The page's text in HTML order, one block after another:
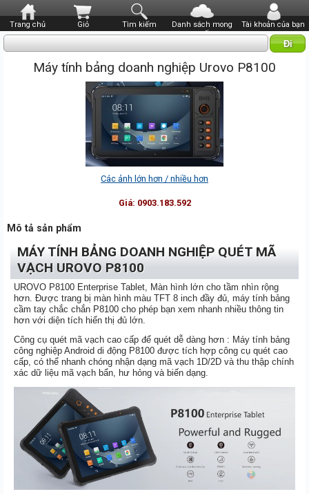
Trang chủ Giỏ Tìm kiếm
Danh sách mong
muốn
Tài khoản của bạn
Máy tính bảng doanh nghiệp Urovo P8100
Các ảnh lớn hơn / nhiều hơn
Giá: 0903.183.592
Mô tả sản phẩm
MÁY TÍNH BẢNG DOANH NGHIỆP QUÉT MÃ
VẠCH UROVO P8100
UROVO P8100 Enterprise Tablet, Màn hình lớn cho tầm nhìn rộng
hơn. Được trang bị màn hình màu TFT 8 inch đầy đủ, máy tính bảng
cầm tay chắc chắn P8100 cho phép bạn xem nhanh nhiều thông tin
hơn với diện tích hiển thị đủ lớn.
Công cụ quét mã vạch cao cấp để quét dễ dàng hơn : Máy tính bảng
công nghiệp Android di động P8100 được tích hợp công cụ quét cao
cấp, có thể nhanh chóng nhận dạng mã vạch 1D/2D và thu thập chính
xác dữ liệu mã vạch bẩn, hư hỏng và biến dạng.